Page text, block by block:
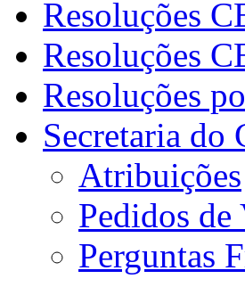
Resoluções
Resoluções
Resoluções
Secretaria do
Atribuições
Pedidos de
Perguntas